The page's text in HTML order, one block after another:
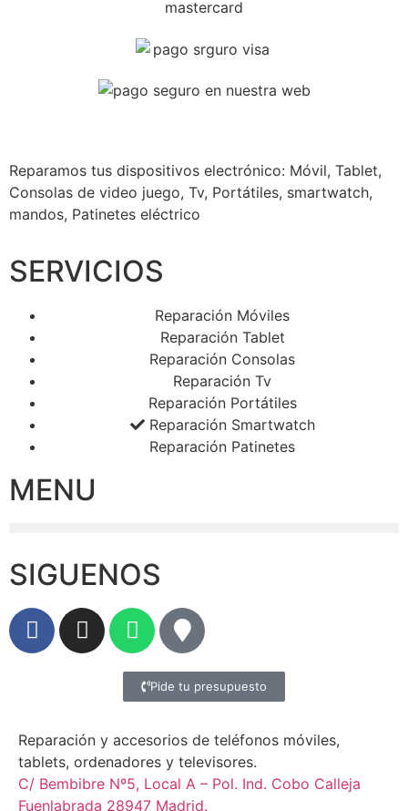
Reparamos tus dispositivos electrónico: Móvil, Tablet,
Consolas de video juego, Tv, Portátiles, smartwatch,
mandos, Patinetes eléctrico
SERVICIOS
Reparación Móviles
Reparación Tablet
Reparación Consolas
Reparación Tv
Reparación Portátiles
Reparación Smartwatch
Reparación Patinetes
MENU
SIGUENOS
Pide tu presupuesto
Reparación y accesorios de teléfonos móviles,
tablets, ordenadores y televisores.
C/ Bembibre Nº5, Local A – Pol. Ind. Cobo Calleja
Fuenlabrada 28947 Madrid.